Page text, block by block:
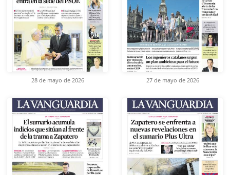
28 de mayo de 2026 27 de mayo de 2026